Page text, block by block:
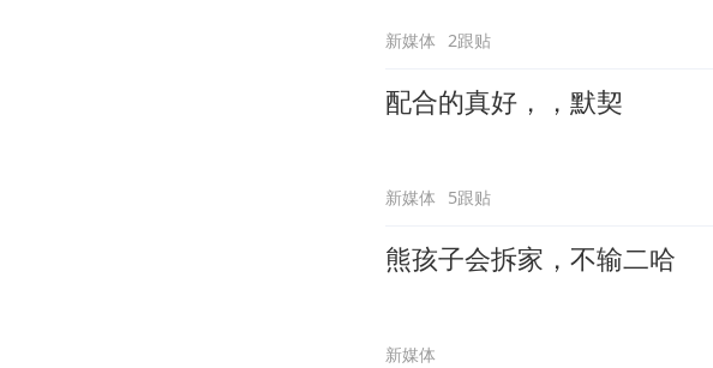
新媒体 2跟贴
配合的真好，，默契
新媒体 5跟贴
熊孩子会拆家，不输二哈
新媒体